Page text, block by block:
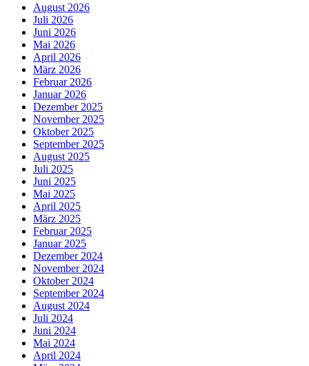
August 2026
Juli 2026
Juni 2026
Mai 2026
April 2026
März 2026
Februar 2026
Januar 2026
Dezember 2025
November 2025
Oktober 2025
September 2025
August 2025
Juli 2025
Juni 2025
Mai 2025
April 2025
März 2025
Februar 2025
Januar 2025
Dezember 2024
November 2024
Oktober 2024
September 2024
August 2024
Juli 2024
Juni 2024
Mai 2024
April 2024